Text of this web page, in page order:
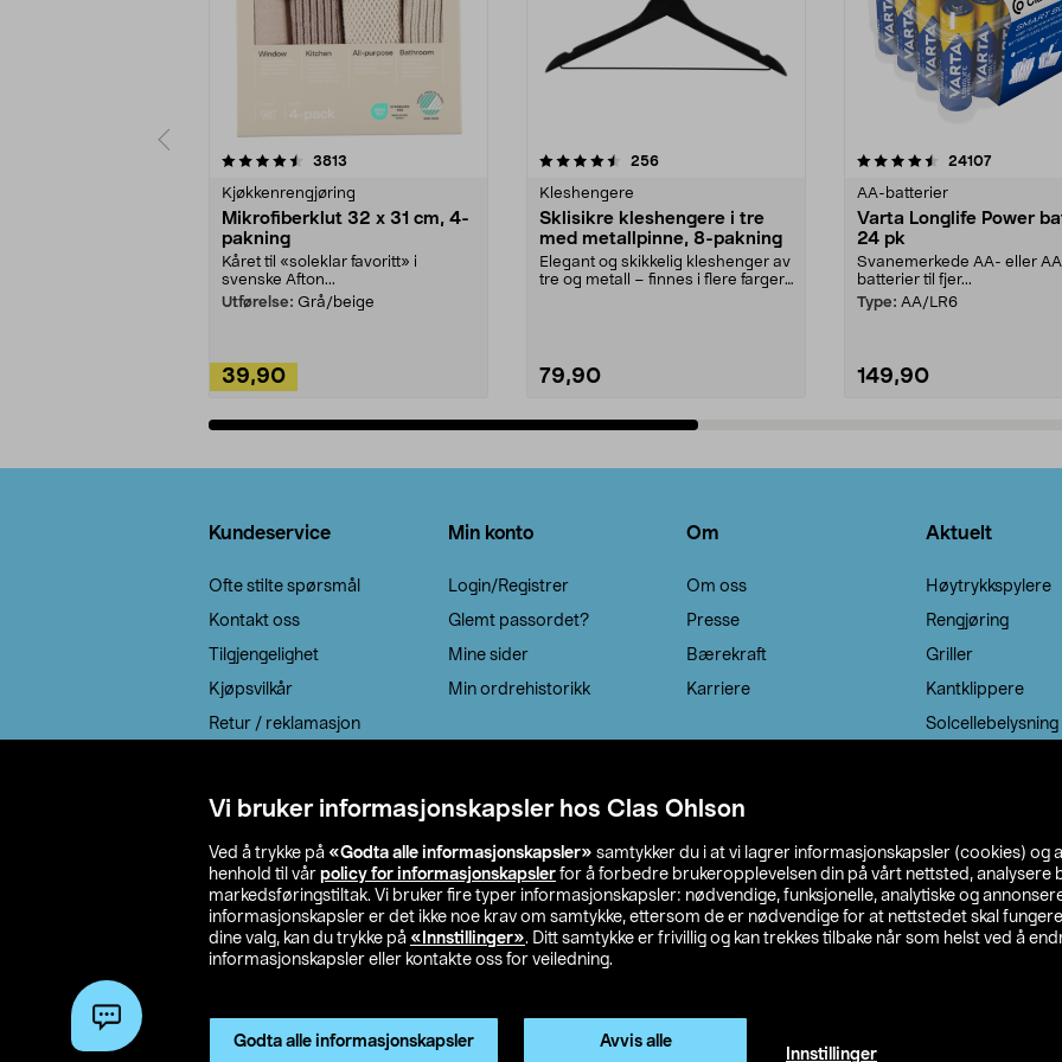
Vi bruker informasjonskapsler hos Clas Ohlson
Ved å trykke på «Godta alle informasjonskapsler» samtykker du i at vi lagrer informasjonskapsler (cookies) og
henhold til vår policy for informasjonskapsler for å forbedre brukeropplevelsen din på vårt nettsted, analysere
markedsføringstiltak. Vi bruker fire typer informasjonskapsler: nødvendige, funksjonelle, analytiske og
informasjonskapsler er det ikke noe krav om samtykke, ettersom de er nødvendige for at nettstedet skal
dine valg, kan du trykke på «Innstillinger». Ditt samtykke er frivillig og kan trekkes tilbake når som helst ved å
informasjonskapsler eller kontakte oss for veiledning.
Godta alle informasjonskapsler Avvis alle
Innstillinger
3813
Kjøkkenrengjøring
Mikrofiberklut 32 x 31 cm, 4-
pakning
Kåret til «soleklar favoritt» i
svenske Afton...
Utførelse: Grå/beige
39,90
4.5av 5 stjerner 256anmeldelser
Kleshengere
Sklisikre kleshengere i tre
med metallpinne, 8-pakning
Elegant og skikkelig kleshenger av
tre og metall – finnes i flere farger.
79,90
4.5av 5 stjerner 24107
AA-batterier
Varta Longlife Power
24 pk
Svanemerkede AA- eller
batterier til fjer...
Type: AA/LR6
149,90
4.5av 5 stjerner
Kundeservice
Ofte stilte spørsmål
Kontakt oss
Tilgjengelighet
Kjøpsvilkår
Retur / reklamasjon
Min konto
Login/Registrer
Glemt passordet?
Mine sider
Min ordrehistorikk
Om
Om oss
Presse
Bærekraft
Karriere
Aktuelt
Høytrykkspylere
Rengjøring
Griller
Kantklippere
Solcellebelysning